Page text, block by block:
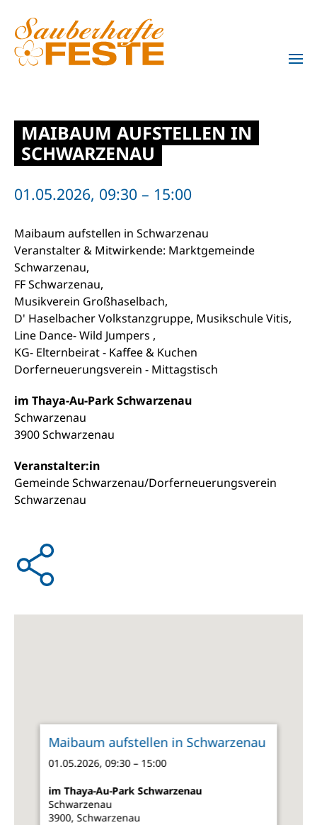
Zum Hauptinhalt springen
MAIBAUM AUFSTELLEN IN
SCHWARZENAU
01.05.2026, 09:30 – 15:00
Maibaum aufstellen in Schwarzenau
Veranstalter & Mitwirkende: Marktgemeinde
Schwarzenau,
FF Schwarzenau,
Musikverein Großhaselbach,
D' Haselbacher Volkstanzgruppe, Musikschule Vitis,
Line Dance- Wild Jumpers ,
KG- Elternbeirat - Kaffee & Kuchen
Dorferneuerungsverein - Mittagstisch
im Thaya-Au-Park Schwarzenau
Schwarzenau
3900 Schwarzenau
Veranstalter:in
Gemeinde Schwarzenau/Dorferneuerungsverein
Schwarzenau
Maibaum aufstellen in Schwarzenau
01.05.2026, 09:30 – 15:00
im Thaya-Au-Park Schwarzenau
Schwarzenau
3900, Schwarzenau